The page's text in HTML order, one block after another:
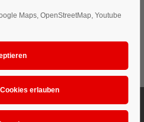
Maps, OpenStreetMap, Youtube